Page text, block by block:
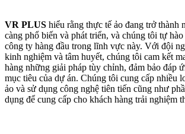
VR PLUS hiểu rằng thực tế ảo đang trở thành
càng phổ biến và phát triển, và chúng tôi tự
công ty hàng đầu trong lĩnh vực này. Với đội
kinh nghiệm và tâm huyết, chúng tôi cam kết
hàng những giải pháp tùy chỉnh, đảm bảo đáp
mục tiêu của dự án. Chúng tôi cung cấp nhiều
ảo và sử dụng công nghệ tiên tiến cũng như
dụng để cung cấp cho khách hàng trải nghiệm